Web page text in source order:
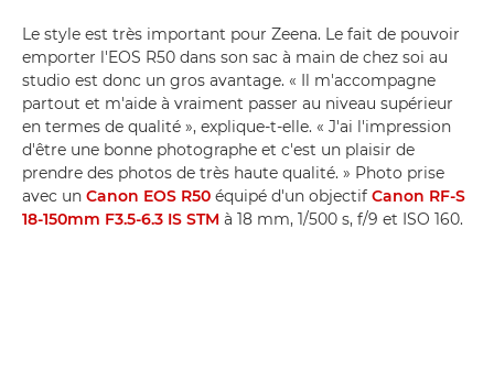
Le style est très important pour Zeena. Le fait de pouvoir
emporter l'EOS R50 dans son sac à main de chez soi au
studio est donc un gros avantage. « Il m'accompagne
partout et m'aide à vraiment passer au niveau supérieur
en termes de qualité », explique-t-elle. « J'ai l'impression
d'être une bonne photographe et c'est un plaisir de
prendre des photos de très haute qualité. » Photo prise
avec un Canon EOS R50 équipé d'un objectif Canon RF-S
18-150mm F3.5-6.3 IS STM à 18 mm, 1/500 s, f/9 et ISO 160.